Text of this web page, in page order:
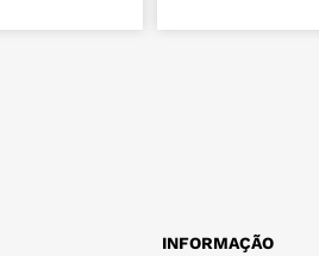
INFORMAÇÃO